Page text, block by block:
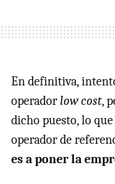
En definitiva,
operadorlow cost,
dicho puesto, lo
operador de
es a poner la